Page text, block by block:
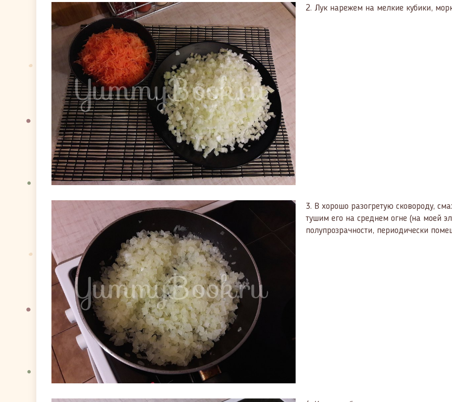
2. Лук нарежем на мелкие кубики,
3. В хорошо разогретую сковороду,
тушим его на среднем огне (на моей
полупрозрачности, периодически